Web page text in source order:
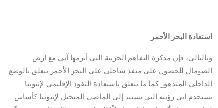
استعادة البحر الأحمر
وبالتالي، فإن مذكرة التفاهم الجريئة التي أبرمها آبي مع أرض
الصومال للحصول على منفذ ساحلي على البحر الأحمر تتعلق بالوضع
الداخلي المتدهور كما ما تتعلق باستعادة النفوذ الإقليمي لإثيوبيا.
يستخدم آبي رؤيته التي تستند إلى الماضي المتخيل لإثيوبيا كأساس